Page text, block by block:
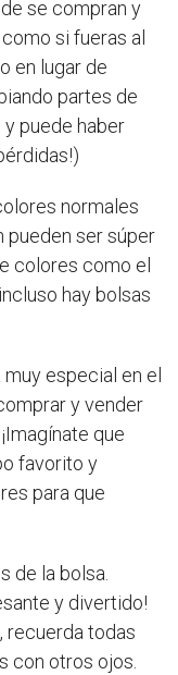
se compran y
si fueras al
en lugar de
partes de
puede haber
normales
pueden ser súper
colores como el
hay bolsas
especial en el
y vender
que
favorito y
para que
de la bolsa.
y divertido!
recuerda todas
con otros ojos.